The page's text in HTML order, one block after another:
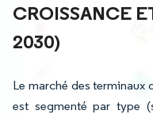
CROISSANCE
2030)
Le marché des terminaux
est segmenté par type